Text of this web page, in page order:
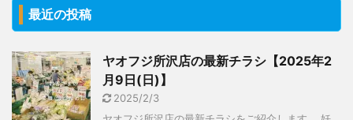
最近の投稿
ヤオフジ所沢店の最新チラシ【2025年2
月9日(日)】
2025/2/3